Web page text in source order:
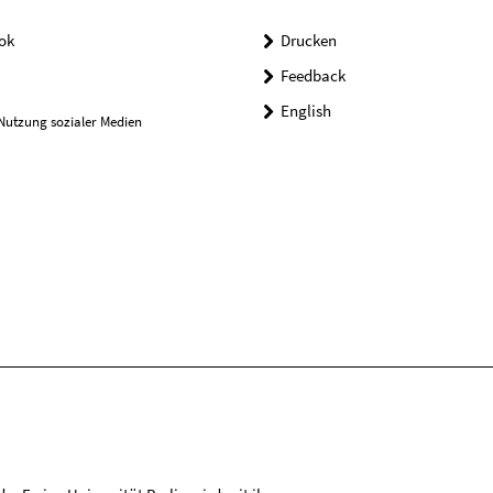
sozialer Medien
Drucken
Feedback
English